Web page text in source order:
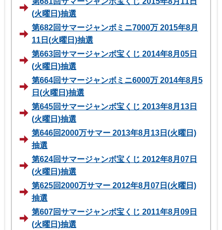
(火曜日)抽選
第682回サマージャンボミニ7000万 2015年8月
11日(火曜日)抽選
第663回サマージャンボ宝くじ 2014年8月05日
(火曜日)抽選
第664回サマージャンボミニ6000万 2014年8月5
日(火曜日)抽選
第645回サマージャンボ宝くじ 2013年8月13日
(火曜日)抽選
第646回2000万サマー 2013年8月13日(火曜日)
抽選
第624回サマージャンボ宝くじ 2012年8月07日
(火曜日)抽選
第625回2000万サマー 2012年8月07日(火曜日)
抽選
第607回サマージャンボ宝くじ 2011年8月09日
(火曜日)抽選